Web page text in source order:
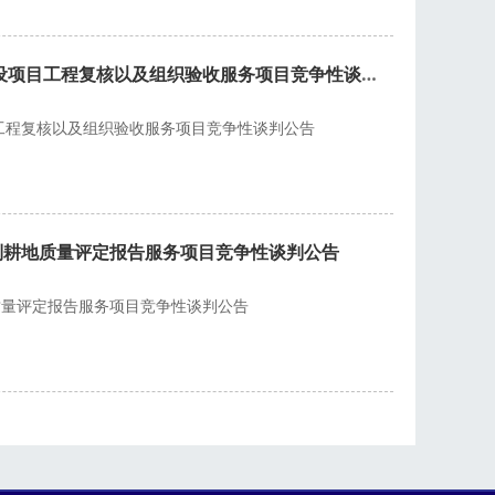
乌当区羊昌镇中河村2014年度高标准基本农田建设项目工程复核以及组织验收服务项目竞争性谈判公告
复核以及组织验收服务项目竞争性谈判公告
地质量评定报告服务项目竞争性谈判公告
评定报告服务项目竞争性谈判公告